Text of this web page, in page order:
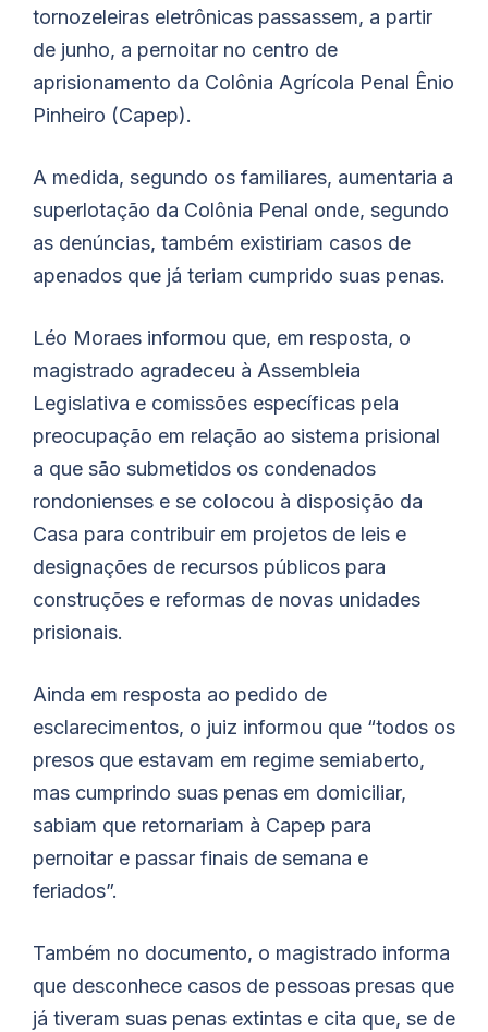
tornozeleiras eletrônicas passassem, a partir
de junho, a pernoitar no centro de
aprisionamento da Colônia Agrícola Penal Ênio
Pinheiro (Capep).
A medida, segundo os familiares, aumentaria a
superlotação da Colônia Penal onde, segundo
as denúncias, também existiriam casos de
apenados que já teriam cumprido suas penas.
Léo Moraes informou que, em resposta, o
magistrado agradeceu à Assembleia
Legislativa e comissões específicas pela
preocupação em relação ao sistema prisional
a que são submetidos os condenados
rondonienses e se colocou à disposição da
Casa para contribuir em projetos de leis e
designações de recursos públicos para
construções e reformas de novas unidades
prisionais.
Ainda em resposta ao pedido de
esclarecimentos, o juiz informou que “todos os
presos que estavam em regime semiaberto,
mas cumprindo suas penas em domiciliar,
sabiam que retornariam à Capep para
pernoitar e passar finais de semana e
feriados”.
Também no documento, o magistrado informa
que desconhece casos de pessoas presas que
já tiveram suas penas extintas e cita que, se de